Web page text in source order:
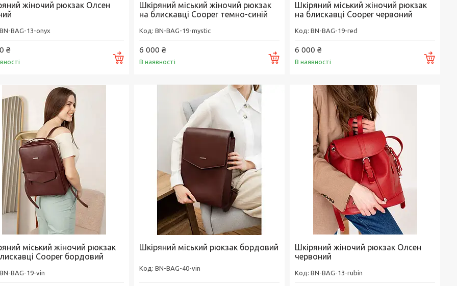
жіночий рюкзак Олсен
BN-BAG-13-onyx
₴
Купити
Шкіряний міський жіночий рюкзак
на блискавці Cooper темно-синій
BN-BAG-19-mystic
6 000 ₴
В наявності Купити
Шкіряний міський жіночий рюкзак
на блискавці Cooper червоний
BN-BAG-19-red
6 000 ₴
В наявності
міський жіночий рюкзак
Cooper бордовий
BN-BAG-19-vin
Шкіряний міський рюкзак бордовий
BN-BAG-40-vin
Шкіряний жіночий рюкзак Олсен
червоний
BN-BAG-13-rubin